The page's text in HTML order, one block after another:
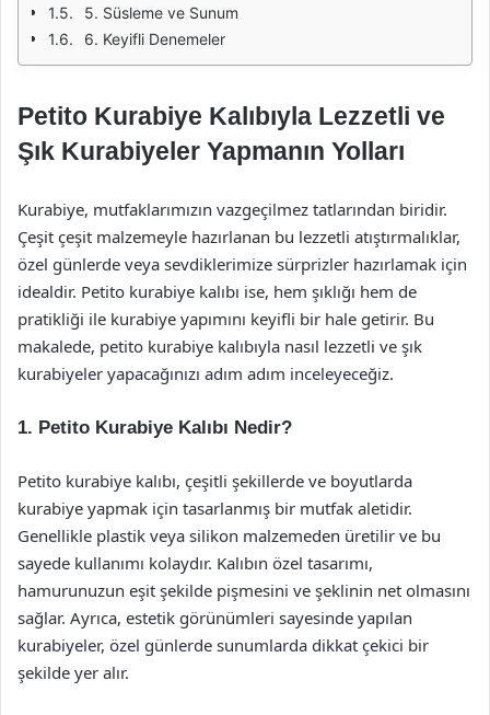
5. Süsleme ve Sunum
6. Keyifli Denemeler
Petito Kurabiye Kalıbıyla Lezzetli ve
Şık Kurabiyeler Yapmanın Yolları
Kurabiye, mutfaklarımızın vazgeçilmez tatlarından biridir.
Çeşit çeşit malzemeyle hazırlanan bu lezzetli atıştırmalıklar,
özel günlerde veya sevdiklerimize sürprizler hazırlamak için
idealdir. Petito kurabiye kalıbı ise, hem şıklığı hem de
pratikliği ile kurabiye yapımını keyifli bir hale getirir. Bu
makalede, petito kurabiye kalıbıyla nasıl lezzetli ve şık
kurabiyeler yapacağınızı adım adım inceleyeceğiz.
1. Petito Kurabiye Kalıbı Nedir?
Petito kurabiye kalıbı, çeşitli şekillerde ve boyutlarda
kurabiye yapmak için tasarlanmış bir mutfak aletidir.
Genellikle plastik veya silikon malzemeden üretilir ve bu
sayede kullanımı kolaydır. Kalıbın özel tasarımı,
hamurunuzun eşit şekilde pişmesini ve şeklinin net olmasını
sağlar. Ayrıca, estetik görünümleri sayesinde yapılan
kurabiyeler, özel günlerde sunumlarda dikkat çekici bir
şekilde yer alır.